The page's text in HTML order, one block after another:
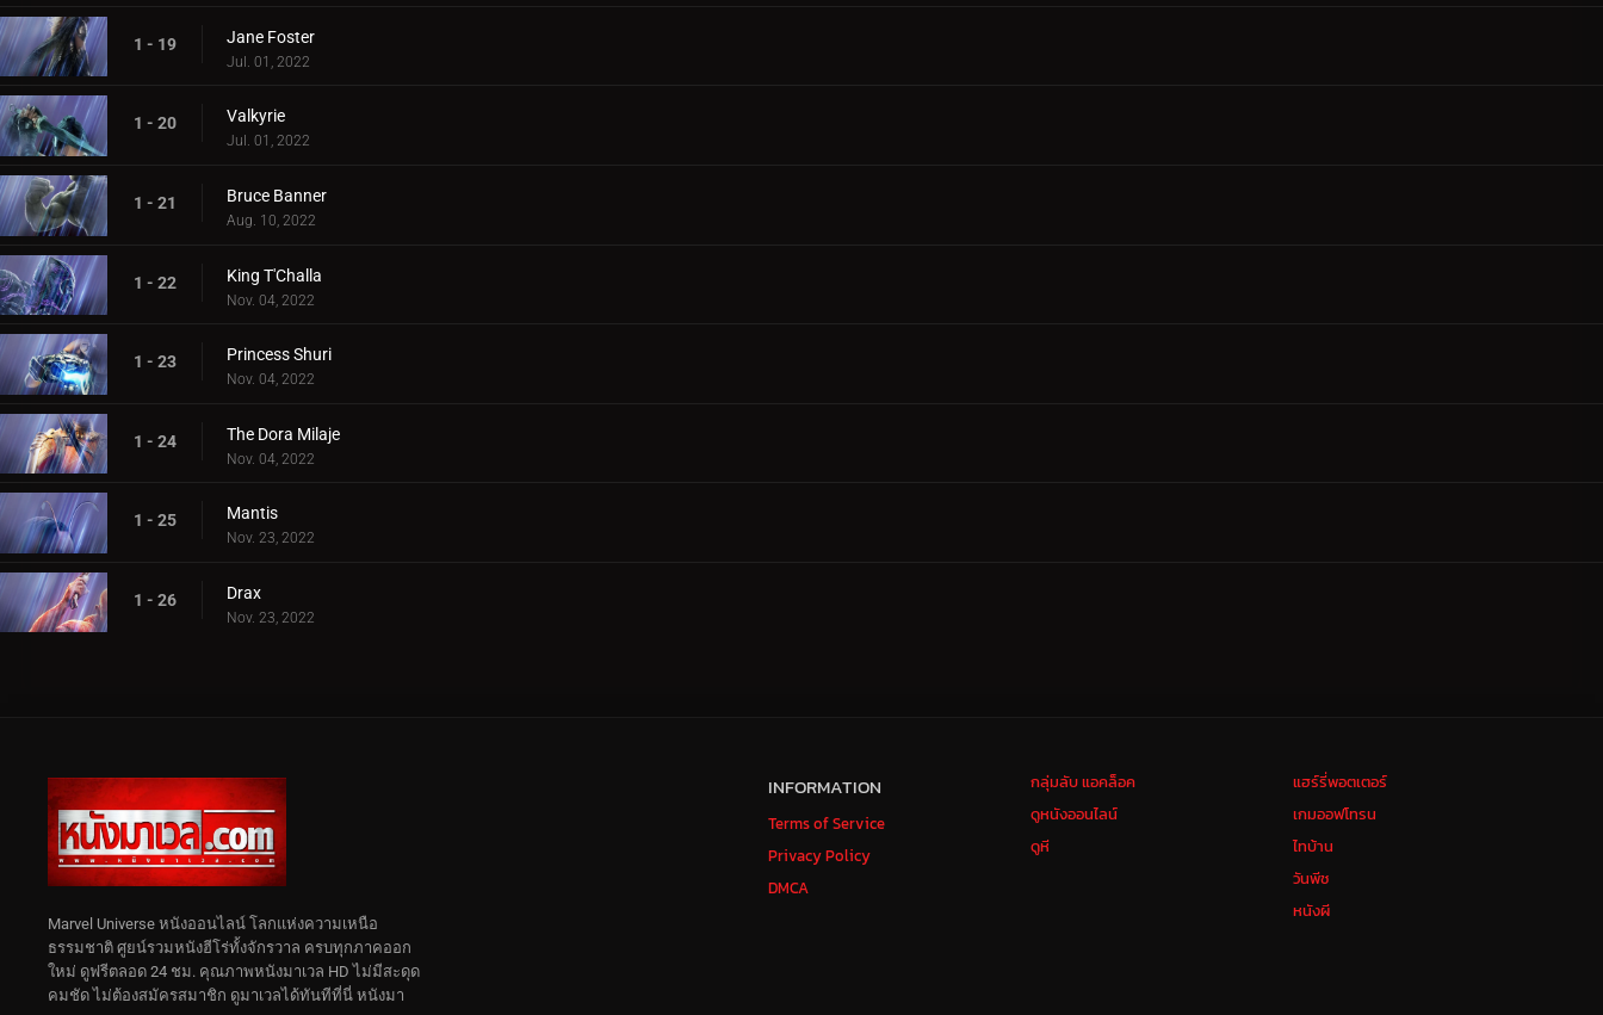
1 - 19 Jane Foster
Jul. 01, 2022
1 - 20 Valkyrie
Jul. 01, 2022
1 - 21 Bruce Banner
Aug. 10, 2022
1 - 22 King T'Challa
Nov. 04, 2022
1 - 23 Princess Shuri
Nov. 04, 2022
1 - 24 The Dora Milaje
Nov. 04, 2022
1 - 25 Mantis
Nov. 23, 2022
1 - 26 Drax
Nov. 23, 2022
INFORMATION
Terms of Service
Privacy Policy
DMCA
กลุ่มลับ แอคล็อค
ดูหนังออนไลน์
ดูหี
แฮร์รี่พอตเตอร์
เกมออฟโทรน
ไทบ้าน
วันพีช
หนังผี
Marvel Universe หนังออนไลน์ โลกแห่งความเหนือ
ธรรมชาติ ศูยน์รวมหนังฮีโร่ทั้งจักรวาล ครบทุกภาคออก
ใหม่ ดูฟรีตลอด 24 ชม. คุณภาพหนังมาเวล HD ไม่มีสะดุด
คมชัด ไม่ต้องสมัครสมาชิก ดูมาเวลได้ทันทีที่นี่ หนังมา